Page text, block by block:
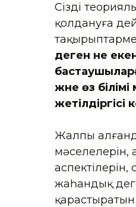
Сізді
қолдануға
деген не
және өз
Жалпы
мәселелерін,
жаһандық
қарастыратын